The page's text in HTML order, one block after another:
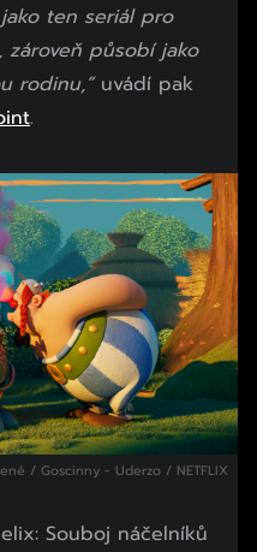
ten seriál pro
působí jako
rodinu,“uvádí pak
.
/ Goscinny - Uderzo / NETFLIX
Souboj náčelníků